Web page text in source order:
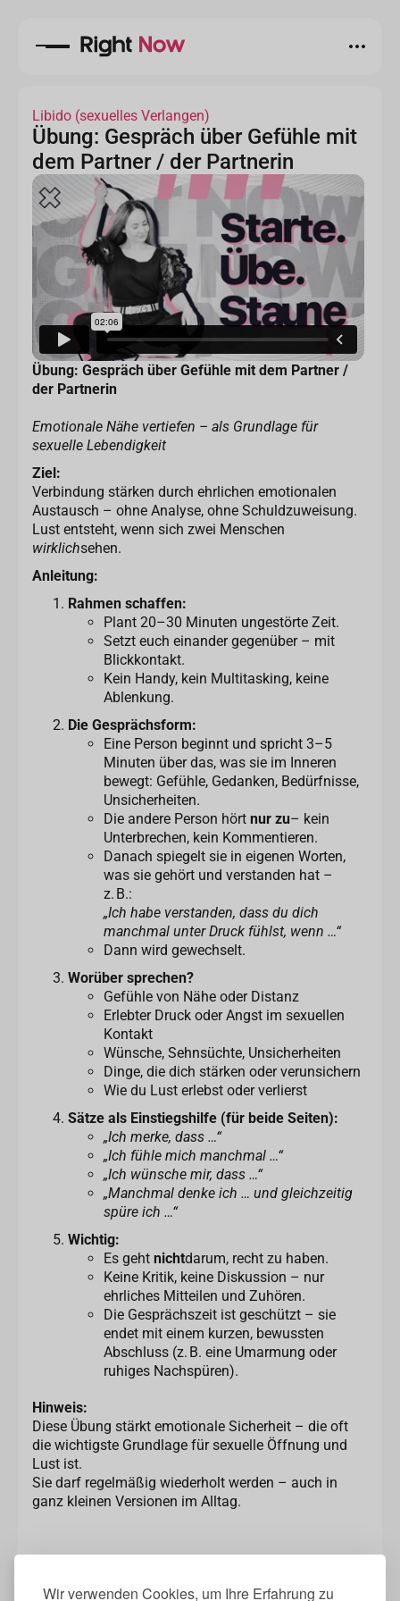
Wir verwenden Cookies, um Ihre Erfahrung zu
Libido (sexuelles Verlangen)
Übung: Gespräch über Gefühle mit
dem Partner / der Partnerin
Übung: Gespräch über Gefühle mit dem Partner /
der Partnerin
Emotionale Nähe vertiefen – als Grundlage für
sexuelle Lebendigkeit
Ziel:
Verbindung stärken durch ehrlichen emotionalen
Austausch – ohne Analyse, ohne Schuldzuweisung.
Lust entsteht, wenn sich zwei Menschen
wirklichsehen.
Anleitung:
Rahmen schaffen:
Plant 20–30 Minuten ungestörte Zeit.
Setzt euch einander gegenüber – mit
Blickkontakt.
Kein Handy, kein Multitasking, keine
Ablenkung.
Die Gesprächsform:
Eine Person beginnt und spricht 3–5
Minuten über das, was sie im Inneren
bewegt: Gefühle, Gedanken, Bedürfnisse,
Unsicherheiten.
Die andere Person hört nur zu– kein
Unterbrechen, kein Kommentieren.
Danach spiegelt sie in eigenen Worten,
was sie gehört und verstanden hat –
z. B.:
„Ich habe verstanden, dass du dich
manchmal unter Druck fühlst, wenn …“
Dann wird gewechselt.
Worüber sprechen?
Gefühle von Nähe oder Distanz
Erlebter Druck oder Angst im sexuellen
Kontakt
Wünsche, Sehnsüchte, Unsicherheiten
Dinge, die dich stärken oder verunsichern
Wie du Lust erlebst oder verlierst
Sätze als Einstiegshilfe (für beide Seiten):
„Ich merke, dass …“
„Ich fühle mich manchmal …“
„Ich wünsche mir, dass …“
„Manchmal denke ich … und gleichzeitig
spüre ich …“
Wichtig:
Es geht nichtdarum, recht zu haben.
Keine Kritik, keine Diskussion – nur
ehrliches Mitteilen und Zuhören.
Die Gesprächszeit ist geschützt – sie
endet mit einem kurzen, bewussten
Abschluss (z. B. eine Umarmung oder
ruhiges Nachspüren).
Hinweis:
Diese Übung stärkt emotionale Sicherheit – die oft
die wichtigste Grundlage für sexuelle Öffnung und
Lust ist.
Sie darf regelmäßig wiederholt werden – auch in
ganz kleinen Versionen im Alltag.